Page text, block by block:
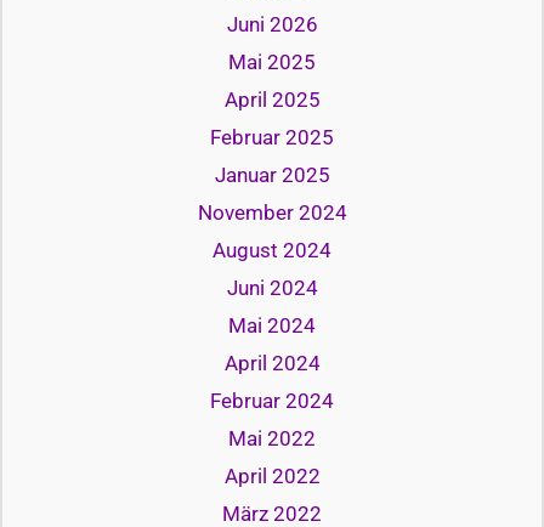
Juni 2026
Mai 2025
April 2025
Februar 2025
Januar 2025
November 2024
August 2024
Juni 2024
Mai 2024
April 2024
Februar 2024
Mai 2022
April 2022
März 2022